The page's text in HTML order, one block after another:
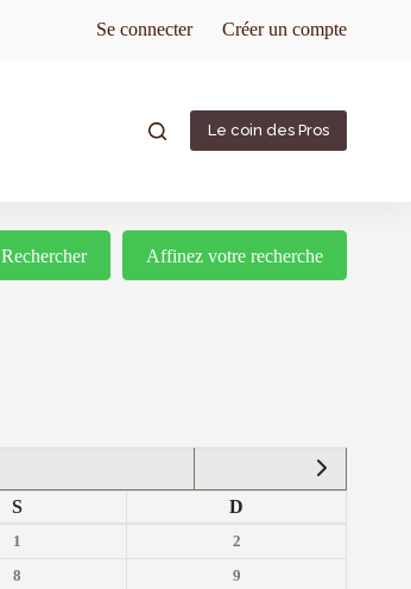
Se connecter Créer un compte
Le coin des Pros
RechercherRechercherAffinez votre recherche
S D
1
2
8
9